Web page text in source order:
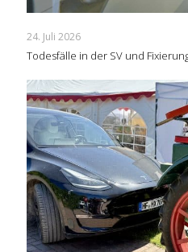
24. Juli 2026
Todesfälle in der SV und